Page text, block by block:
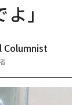
」
Columnist